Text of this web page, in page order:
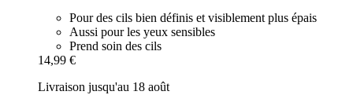
Pour des cils bien définis et visiblement plus épais
Aussi pour les yeux sensibles
Prend soin des cils
14,99 €
Livraison jusqu'au 18 août